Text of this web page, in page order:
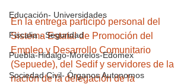
Educación- Universidades
Fiscalia - Seguridad
Puebla-Hidalgo-Morelos-Edomex
Sociedad Civil- Órganos Autonomos
En la entrega participó personal del
Sistema Estatal de Promoción del
Empleo y Desarrollo Comunitario
(Sepuede), del Sedif y servidores de la
nación de la delegación de la